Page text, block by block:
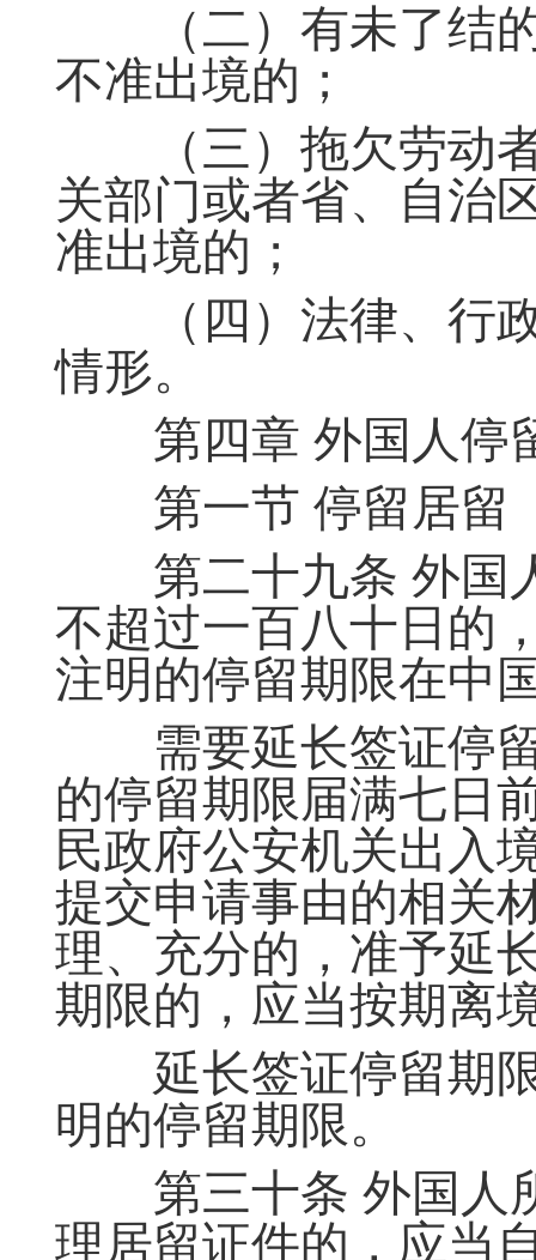
（二）有未了结的
不准出境的；
（三）拖欠劳动者
关部门或者省、自治
准出境的；
（四）法律、行政
情形。
第四章 外国人停
第一节 停留居留
第二十九条 外国
不超过一百八十日的
注明的停留期限在中
需要延长签证停留
的停留期限届满七日
民政府公安机关出入
提交申请事由的相关
理、充分的，准予延
期限的，应当按期离
延长签证停留期限
明的停留期限。
第三十条 外国人
理居留证件的，应当